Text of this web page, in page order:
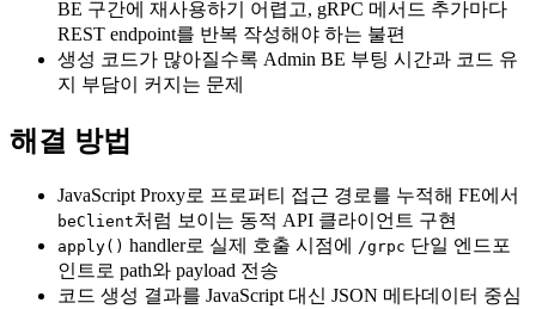
BE 구간에 재사용하기 어렵고, gRPC 메서드 추가마다
REST endpoint를 반복 작성해야 하는 불편
생성 코드가 많아질수록 Admin BE 부팅 시간과 코드 유
지 부담이 커지는 문제
해결 방법
JavaScript Proxy로 프로퍼티 접근 경로를 누적해 FE에서
beClient처럼 보이는 동적 API 클라이언트 구현
apply() handler로 실제 호출 시점에 /grpc 단일 엔드포
인트로 path와 payload 전송
코드 생성 결과를 JavaScript 대신 JSON 메타데이터 중심